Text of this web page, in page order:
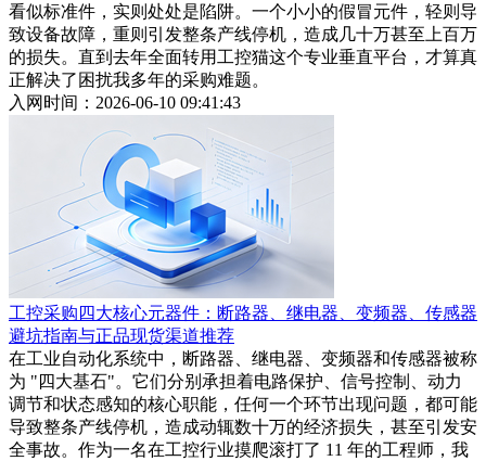
看似标准件，实则处处是陷阱。一个小小的假冒元件，轻则导
致设备故障，重则引发整条产线停机，造成几十万甚至上百万
的损失。直到去年全面转用工控猫这个专业垂直平台，才算真
正解决了困扰我多年的采购难题。
入网时间：2026-06-10 09:41:43
工控采购四大核心元器件：断路器、继电器、变频器、传感器
避坑指南与正品现货渠道推荐
在工业自动化系统中，断路器、继电器、变频器和传感器被称
为 "四大基石"。它们分别承担着电路保护、信号控制、动力
调节和状态感知的核心职能，任何一个环节出现问题，都可能
导致整条产线停机，造成动辄数十万的经济损失，甚至引发安
全事故。作为一名在工控行业摸爬滚打了 11 年的工程师，我